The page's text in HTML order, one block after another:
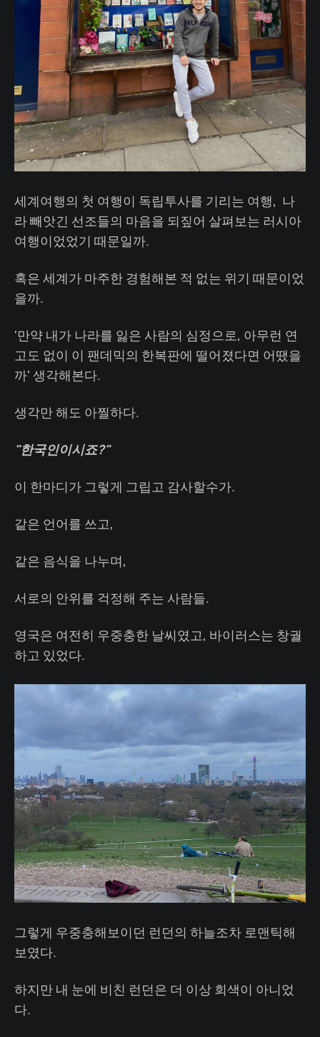
세계여행의 첫 여행이 독립투사를 기리는 여행, 나
라 빼앗긴 선조들의 마음을 되짚어 살펴보는 러시아
여행이었었기 때문일까.
혹은 세계가 마주한 경험해본 적 없는 위기 때문이었
을까.
'만약 내가 나라를 잃은 사람의 심정으로, 아무런 연
고도 없이 이 팬데믹의 한복판에 떨어졌다면 어땠을
까' 생각해본다.
생각만 해도 아찔하다.
"한국인이시죠?"
이 한마디가 그렇게 그립고 감사할수가.
같은 언어를 쓰고,
같은 음식을 나누며,
서로의 안위를 걱정해 주는 사람들.
영국은 여전히 우중충한 날씨였고, 바이러스는 창궐
하고 있었다.
그렇게 우중충해보이던 런던의 하늘조차 로맨틱해
보였다.
하지만 내 눈에 비친 런던은 더 이상 회색이 아니었
다.